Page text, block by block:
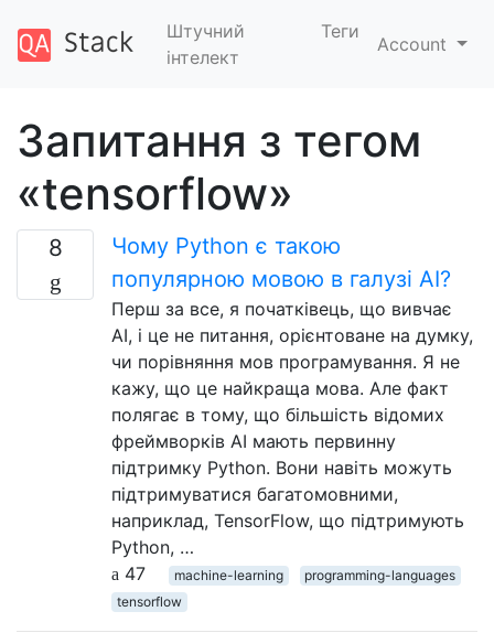
Штучний
інтелект
Теги
Account
Запитання з тегом
«tensorflow»
8
Чому Python є такою
популярною мовою в галузі AI?
Перш за все, я початківець, що вивчає
AI, і це не питання, орієнтоване на думку,
чи порівняння мов програмування. Я не
кажу, що це найкраща мова. Але факт
полягає в тому, що більшість відомих
фреймворків AI мають первинну
підтримку Python. Вони навіть можуть
підтримуватися багатомовними,
наприклад, TensorFlow, що підтримують
Python, …
47
machine-learning
programming-languages
tensorflow